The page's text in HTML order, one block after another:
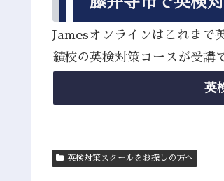
Jamesオンラインはこれまで
績校の英検対策コースが受講
英
英検対策スクールをお探しの方へ